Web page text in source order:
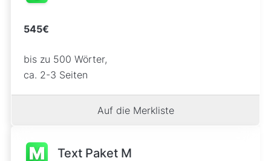
545€
bis zu 500 Wörter,
ca. 2-3 Seiten
Auf die Merkliste
Text Paket M